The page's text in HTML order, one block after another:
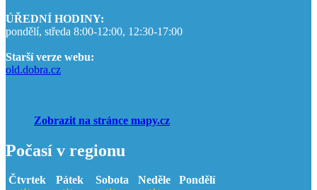
ÚŘEDNÍ HODINY:
pondělí, středa 8:00-12:00, 12:30-17:00
Starší verze webu:
old.dobra.cz
Zobrazit na stránce mapy.cz
Počasí v regionu
Čtvrtek Pátek Sobota Neděle Pondělí